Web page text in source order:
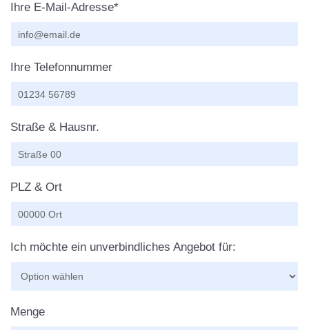
Ihre E-Mail-Adresse*
Ihre Telefonnummer
Straße & Hausnr.
PLZ & Ort
Ich möchte ein unverbindliches Angebot für:
Menge